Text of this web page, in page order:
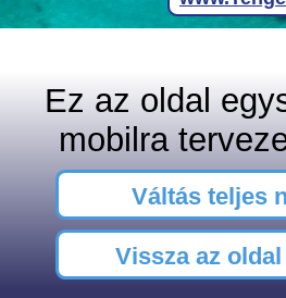
Ez az oldal
mobilra
Váltás teljes
Vissza az